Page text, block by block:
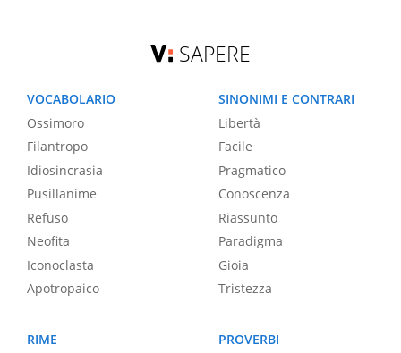
SAPERE
VOCABOLARIO
Ossimoro
Filantropo
Idiosincrasia
Pusillanime
Refuso
Neofita
Iconoclasta
Apotropaico
SINONIMI E CONTRARI
Libertà
Facile
Pragmatico
Conoscenza
Riassunto
Paradigma
Gioia
Tristezza
RIME
PROVERBI